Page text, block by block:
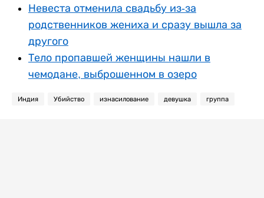
Невеста отменила свадьбу из-за
родственников жениха и сразу вышла за
другого
Тело пропавшей женщины нашли в
чемодане, выброшенном в озеро
Индия Убийство изнасилование девушка группа